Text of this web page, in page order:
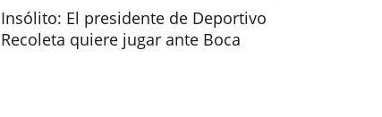
Insólito: El presidente de Deportivo
Recoleta quiere jugar ante Boca